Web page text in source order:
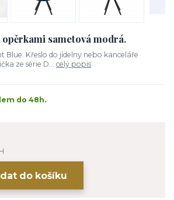
sametová modrá.
Blue. Křeslo do jídelny nebo kanceláře
ze série D... celý popis
do 48h.
do košíku